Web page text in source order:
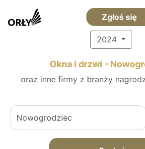
Zgłoś się
2024
Okna i drzwi -
oraz inne firmy z branży